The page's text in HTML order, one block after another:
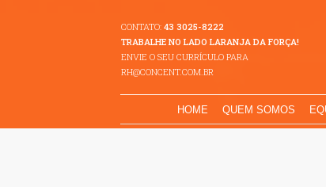
CONTATO: 43 3025-8222
TRABALHE NO LADO LARANJA DA FORÇA!
ENVIE O SEU CURRÍCULO PARA
RH@CONCENT.COM.BR
HOME QUEM SOMOS